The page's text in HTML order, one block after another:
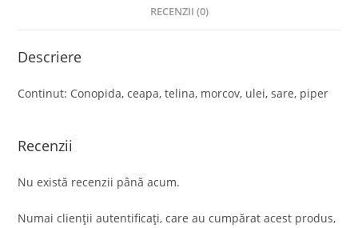
RECENZII (0)
Descriere
Continut: Conopida, ceapa, telina, morcov, ulei, sare, piper
Recenzii
Nu există recenzii până acum.
Numai clienții autentificați, care au cumpărat acest produs,